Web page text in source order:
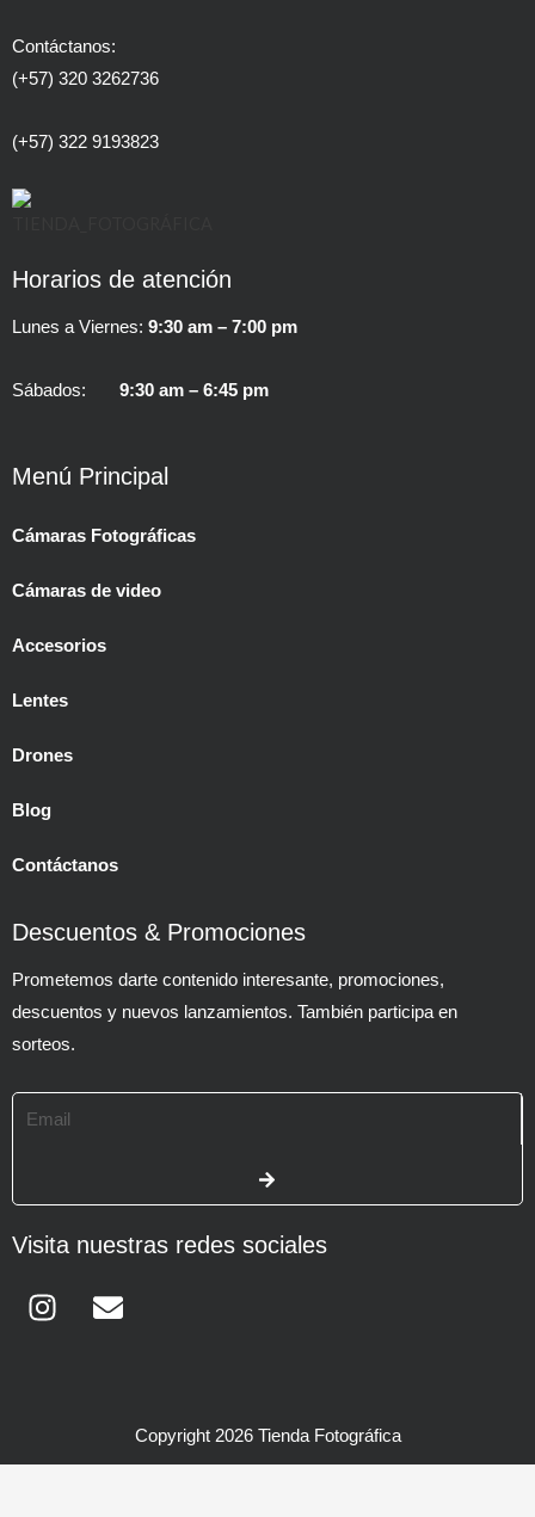
Contáctanos:
(+57) 320 3262736
(+57) 322 9193823
Horarios de atención
Lunes a Viernes: 9:30 am – 7:00 pm
Sábados: 9:30 am – 6:45 pm
Menú Principal
Cámaras Fotográficas
Cámaras de video
Accesorios
Lentes
Drones
Blog
Contáctanos
Descuentos & Promociones
Prometemos darte contenido interesante, promociones,
descuentos y nuevos lanzamientos. También participa en
sorteos.
Visita nuestras redes sociales
InstagramEnvelope
Copyright 2026 Tienda Fotográfica